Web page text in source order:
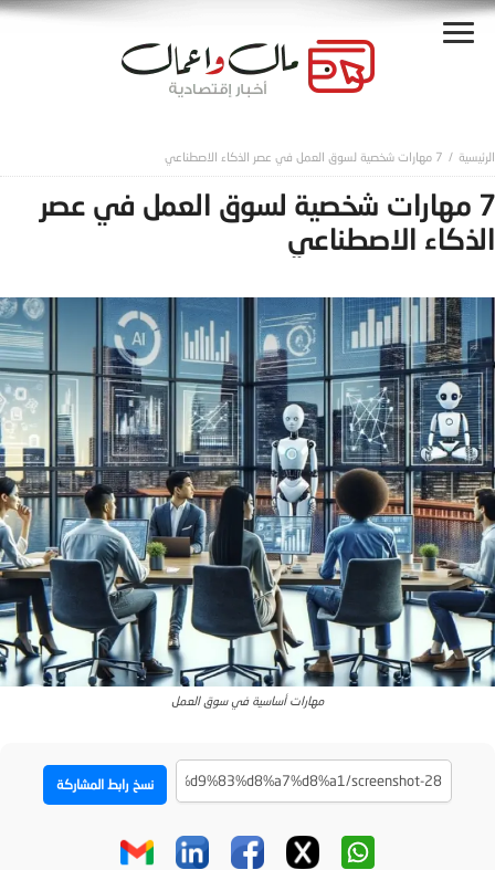
7 مهارات شخصية لسوق العمل في عصر الذكاء الاصطناعي
7 مهارات شخصية لسوق العمل في عصر
الذكاء الاصطناعي
مهارات أساسية في سوق العمل
نسخ رابط المشاركة